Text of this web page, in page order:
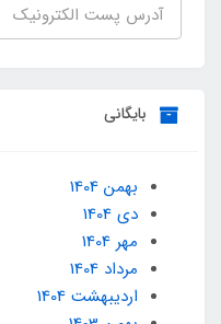
بایگانی
بهمن 1404
دی 1404
مهر 1404
مرداد 1404
ارديبهشت 1404